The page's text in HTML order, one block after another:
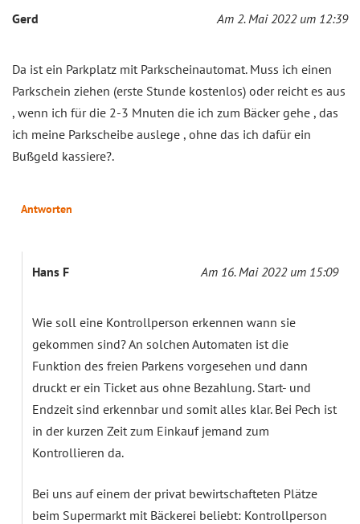
Gerd Am 2. Mai 2022 um 12:39
Da ist ein Parkplatz mit Parkscheinautomat. Muss ich einen
Parkschein ziehen (erste Stunde kostenlos) oder reicht es aus
, wenn ich für die 2-3 Mnuten die ich zum Bäcker gehe , das
ich meine Parkscheibe auslege , ohne das ich dafür ein
Bußgeld kassiere?.
Antworten
Hans F Am 16. Mai 2022 um 15:09
Wie soll eine Kontrollperson erkennen wann sie
gekommen sind? An solchen Automaten ist die
Funktion des freien Parkens vorgesehen und dann
druckt er ein Ticket aus ohne Bezahlung. Start- und
Endzeit sind erkennbar und somit alles klar. Bei Pech ist
in der kurzen Zeit zum Einkauf jemand zum
Kontrollieren da.
Bei uns auf einem der privat bewirtschafteten Plätze
beim Supermarkt mit Bäckerei beliebt: Kontrollperson